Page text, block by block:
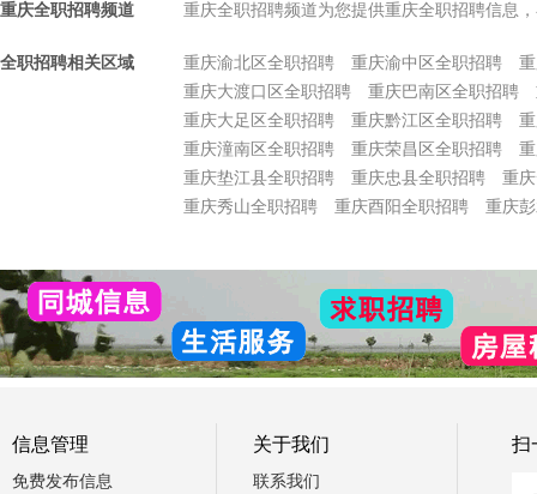
重庆全职招聘频道 重庆全职招聘频道为您提供重庆全职招聘信息
全职招聘相关区域 重庆渝北区全职招聘 重庆渝中区全职招聘
重庆大渡口区全职招聘
重庆巴南区全职招聘
重庆大足区全职招聘
重庆黔江区全职招聘
重庆潼南区全职招聘
重庆荣昌区全职招聘
重庆垫江县全职招聘
重庆忠县全职招聘
重
重庆秀山全职招聘
重庆酉阳全职招聘 重庆
信息管理
免费发布信息
关于我们
联系我们
扫